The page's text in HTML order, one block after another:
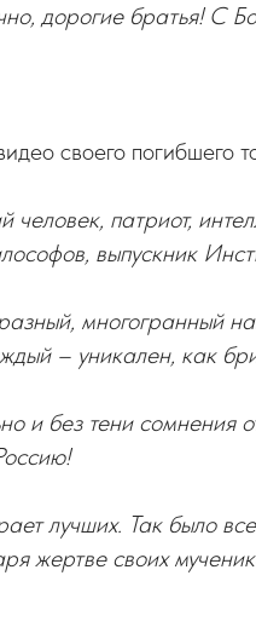
дорогие братья! С
своего
человек, патриот,
выпускник
многогранный
– уникален, как
и без тени сомнения
лучших. Так было
жертве своих